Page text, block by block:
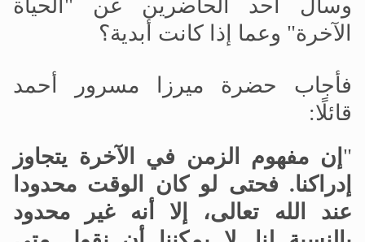
وسأل أحد الحاضرين عن "الحياة
الآخرة" وعما إذا كانت أبدية؟
فأجاب حضرة ميرزا مسرور أحمد
قائلًا:
" إن مفهوم الزمن في الآخرة يتجاوز
إدراكنا. فحتى لو كان الوقت محدودا
عند الله تعالى، إلا أنه غير محدود